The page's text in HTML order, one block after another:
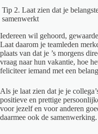
Tip 2. Laat zien dat je
samenwerkt
Iedereen wil gehoord,
Laat daarom je teamleden
plaats van dat je ’s morgens
vraag naar hun vakantie, hoe
feliciteer iemand met een
Als je laat zien dat je je
positieve en prettige
voor jezelf en voor anderen
daarmee ook de samenwerking.